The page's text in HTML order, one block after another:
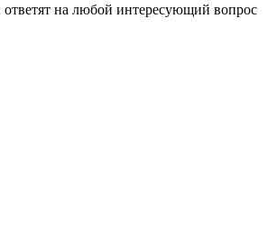
на любой интересующий вопрос